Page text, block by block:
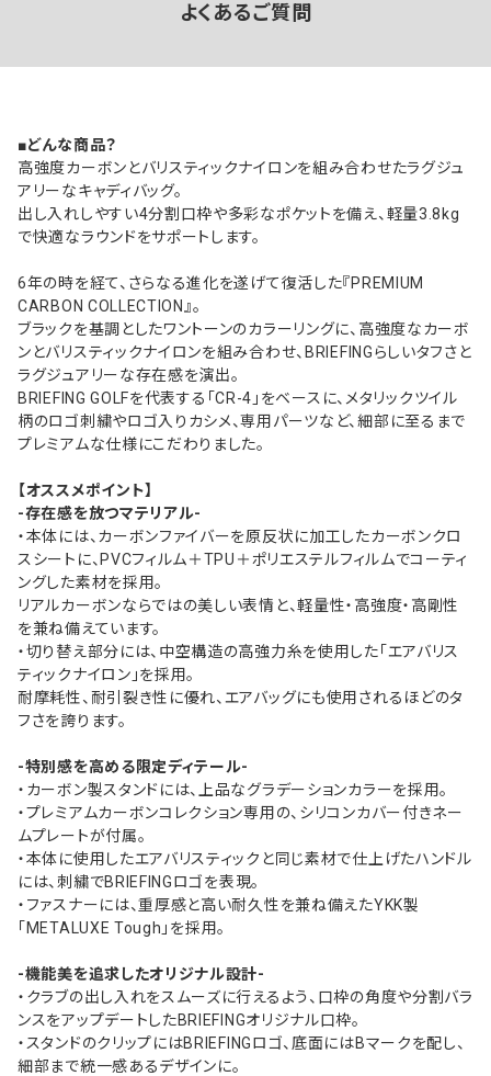
よくあるご質問
■どんな商品？
高強度カーボンとバリスティックナイロンを組み合わせたラグジュ
アリーなキャディバッグ。
出し入れしやすい4分割口枠や多彩なポケットを備え、軽量3.8kg
で快適なラウンドをサポートします。
6年の時を経て、さらなる進化を遂げて復活した『PREMIUM
CARBON COLLECTION』。
ブラックを基調としたワントーンのカラーリングに、高強度なカーボ
ンとバリスティックナイロンを組み合わせ、BRIEFINGらしいタフさと
ラグジュアリーな存在感を演出。
BRIEFING GOLFを代表する「CR-4」をベースに、メタリックツイル
柄のロゴ刺繍やロゴ入りカシメ、専用パーツなど、細部に至るまで
プレミアムな仕様にこだわりました。
【オススメポイント】
-存在感を放つマテリアル-
・本体には、カーボンファイバーを原反状に加工したカーボンクロ
スシートに、PVCフィルム＋TPU＋ポリエステルフィルムでコーティ
ングした素材を採用。
リアルカーボンならではの美しい表情と、軽量性・高強度・高剛性
を兼ね備えています。
・切り替え部分には、中空構造の高強力糸を使用した「エアバリス
ティックナイロン」を採用。
耐摩耗性、耐引裂き性に優れ、エアバッグにも使用されるほどのタ
フさを誇ります。
-特別感を高める限定ディテール-
・カーボン製スタンドには、上品なグラデーションカラーを採用。
・プレミアムカーボンコレクション専用の、シリコンカバー付きネー
ムプレートが付属。
・本体に使用したエアバリスティックと同じ素材で仕上げたハンドル
には、刺繍でBRIEFINGロゴを表現。
・ファスナーには、重厚感と高い耐久性を兼ね備えたYKK製
「METALUXE Tough」を採用。
-機能美を追求したオリジナル設計-
・クラブの出し入れをスムーズに行えるよう、口枠の角度や分割バラ
ンスをアップデートしたBRIEFINGオリジナル口枠。
・スタンドのクリップにはBRIEFINGロゴ、底面にはBマークを配し、
細部まで統一感あるデザインに。